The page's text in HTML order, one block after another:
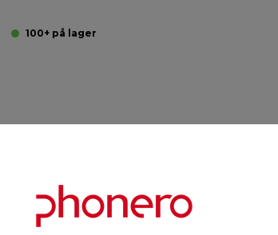
100+ på lager